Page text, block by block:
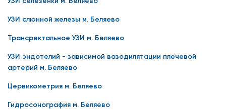
УЗИ слюнной железы м. Беляево
Трансректальное УЗИ м. Беляево
УЗИ эндотелий - зависимой вазодилятации плечевой
артерий м. Беляево
Цервикометрия м. Беляево
Гидросонография м. Беляево